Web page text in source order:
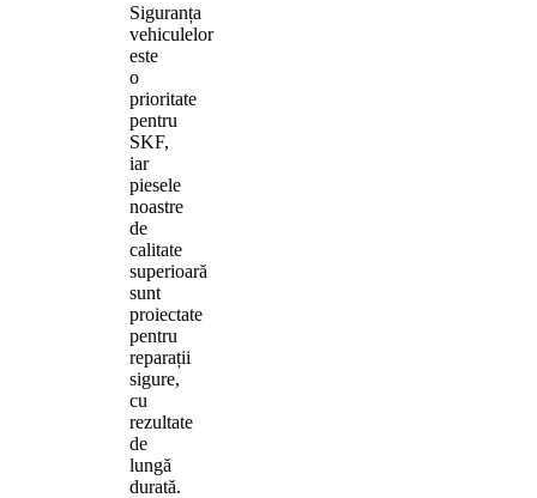
Siguranța
vehiculelor
este
o
prioritate
pentru
SKF,
iar
piesele
noastre
de
calitate
superioară
sunt
proiectate
pentru
reparații
sigure,
cu
rezultate
de
lungă
durată.